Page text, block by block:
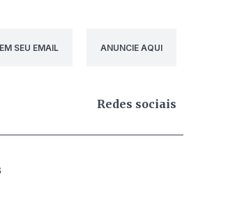
SEU EMAIL ANUNCIE AQUI
Redes sociais